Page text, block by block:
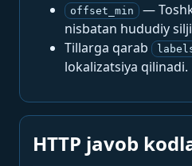
offset_min
—
nisbatan hududiy
Tillarga qarab
lokalizatsiya qilinadi.
HTTP javob